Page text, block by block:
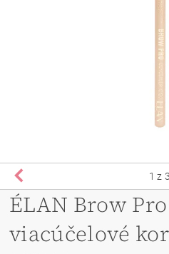
1 z 3
ÉLAN Brow
viacúčelové